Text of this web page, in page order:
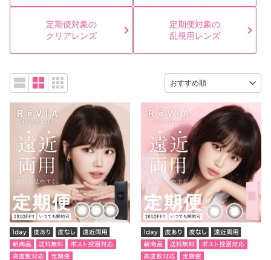
定期便対象の
クリアレンズ
定期便対象の
乱視用レンズ